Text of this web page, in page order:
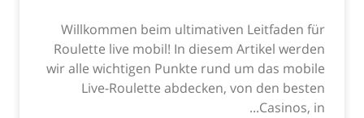
Willkommen beim ultimativen Leitfaden für
Roulette live mobil! In diesem Artikel werden
wir alle wichtigen Punkte rund um das mobile
Live-Roulette abdecken, von den besten
Casinos, in...